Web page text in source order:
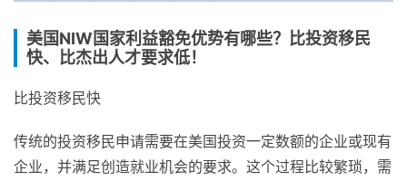
美国NIW国家利益豁免优势有哪些？比投资移民
快、比杰出人才要求低！
比投资移民快
传统的投资移民申请需要在美国投资一定数额的企业或现有
企业，并满足创造就业机会的要求。这个过程比较繁琐，需